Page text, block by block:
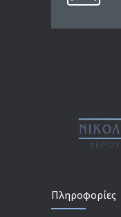
Πληροφορίες